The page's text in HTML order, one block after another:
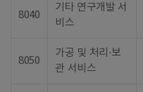
8040
기타 연구개발 서
비스
8050
가공 및 처리·보
관 서비스